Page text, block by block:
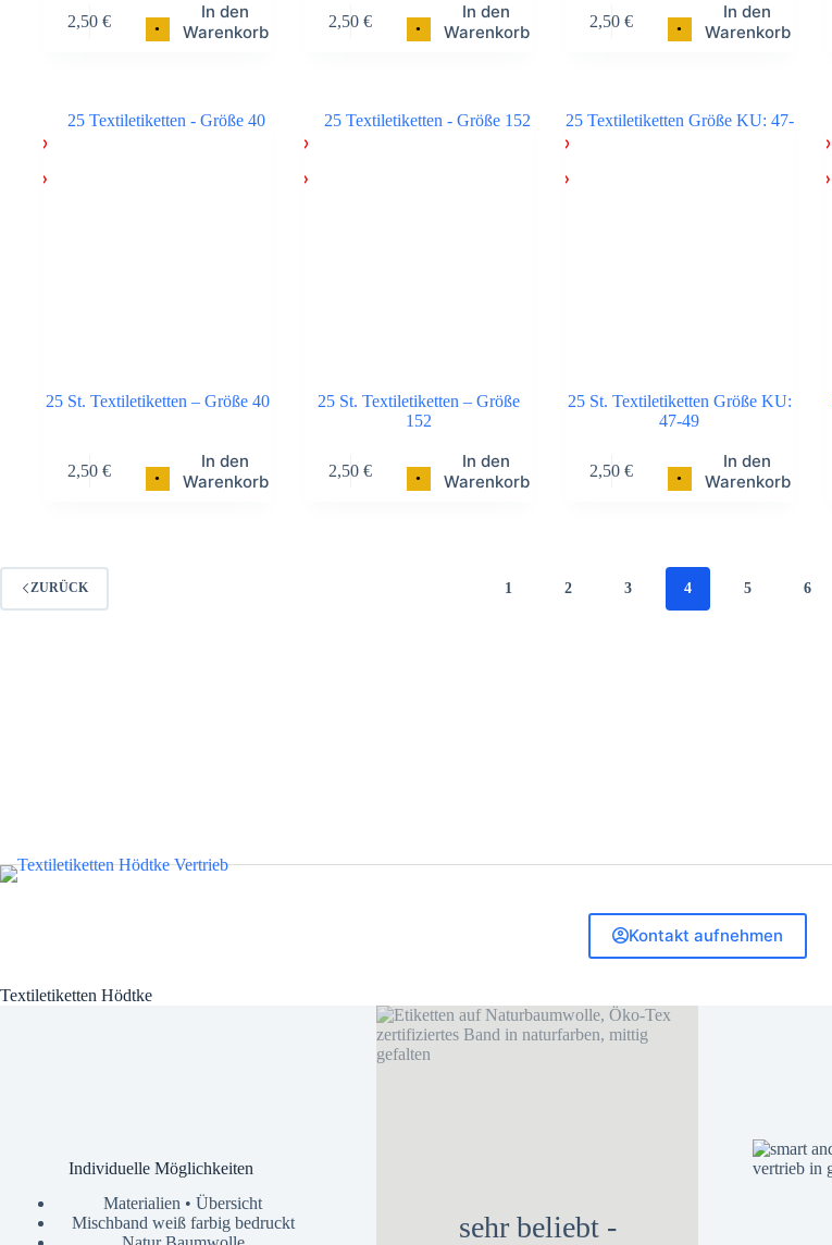
•
2,50€
In den
Warenkorb
•
2,50€
In den
Warenkorb
•
2,50€
In den
Warenkorb
•
25 St. Textiletiketten – Größe 40
2,50€
In den
Warenkorb
•
25 St. Textiletiketten – Größe
152
2,50€
In den
Warenkorb
•
25 St. Textiletiketten Größe KU:
47-49
2,50€
In den
Warenkorb
ZURÜCK 1 2 3 4 5 6
Textiletiketten Hödtke
Kontakt aufnehmen
Individuelle Möglichkeiten
Materialien • Übersicht
Mischband weiß farbig bedruckt
sehr beliebt -